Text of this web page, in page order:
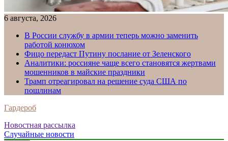
6 августа, 2026
В России службу в армии теперь можно заменить
работой конюхом
Фицо передаст Путину послание от Зеленского
Аналитики: россияне чаще всего становятся жертвами
мошенников в майские праздники
Трамп отреагировал на решение суда США по
пошлинам
Гардероб
Новостная рассылка
Случайные новости